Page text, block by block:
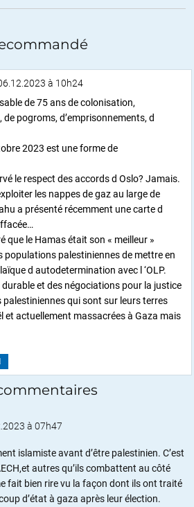
à 10h24
de 75 ans de colonisation,
de pogroms, d’emprisonnements, d
2023 est une forme de
le respect des accords d Oslo? Jamais.
les nappes de gaz au large de
a présenté récemment une carte d
que le Hamas était son « meilleur »
populations palestiniennes de mettre en
d autodetermination avec l ‘OLP.
et des négociations pour la justice
qui sont sur leurs terres
et actuellement massacrées à Gaza mais
à 07h47
islamiste avant d’être palestinien. C’est
autres qu’ils combattent au côté
fait bien rire vu la façon dont ils ont traité
d’état à gaza après leur élection.